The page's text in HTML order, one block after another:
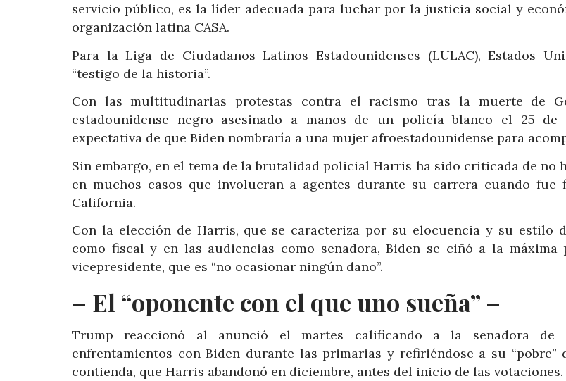
servicio público, es la líder adecuada para luchar por la justicia social y
organización latina CASA.
Para la Liga de Ciudadanos Latinos Estadounidenses (LULAC), Estados
“testigo de la historia”.
Con las multitudinarias protestas contra el racismo tras la muerte de
estadounidense negro asesinado a manos de un policía blanco el 25
expectativa de que Biden nombraría a una mujer afroestadounidense para
Sin embargo, en el tema de la brutalidad policial Harris ha sido criticada de no
en muchos casos que involucran a agentes durante su carrera cuando fue
California.
Con la elección de Harris, que se caracteriza por su elocuencia y su estilo
como fiscal y en las audiencias como senadora, Biden se ciñó a la
vicepresidente, que es “no ocasionar ningún daño”.
– El “oponente con el que uno sueña” –
Trump reaccionó al anunció el martes calificando a la senadora de
enfrentamientos con Biden durante las primarias y refiriéndose a su “pobre”
contienda, que Harris abandonó en diciembre, antes del inicio de las votaciones.